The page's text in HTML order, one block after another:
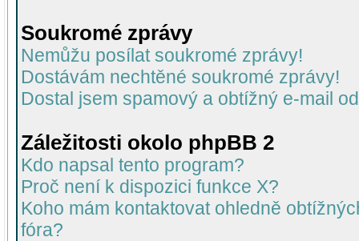
Soukromé zprávy
Nemůžu posílat soukromé zprávy!
Dostávám nechtěné soukromé zprávy!
Dostal jsem spamový a obtížný e-mail
Záležitosti okolo phpBB 2
Kdo napsal tento program?
Proč není k dispozici funkce X?
Koho mám kontaktovat ohledně
fóra?